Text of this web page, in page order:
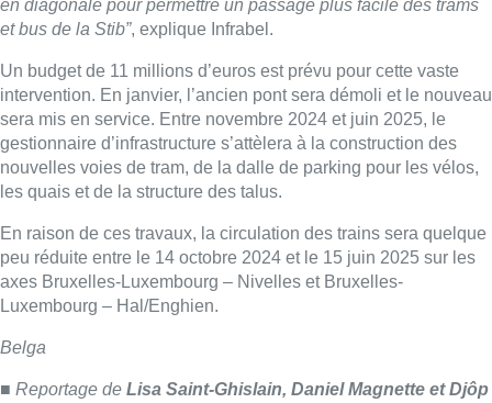
Luxembourg – Hal/Enghien.
■ Reportage de Lisa Saint-Ghislain, Daniel Magnette et Djôp
Medou Mvondo
Lire aussi :
Météo: du soleil et jusqu’à 28°C ce
samedi, l’avertissement jaune à la
chaleur activé